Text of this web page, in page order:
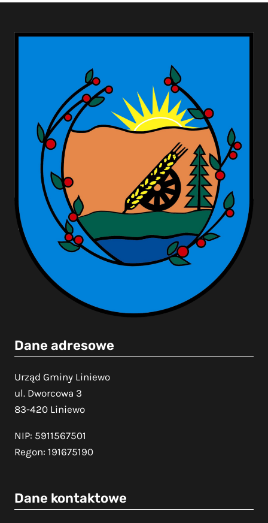
Dane adresowe
Urząd Gminy Liniewo
ul. Dworcowa 3
83-420 Liniewo
NIP: 5911567501
Regon: 191675190
Dane kontaktowe